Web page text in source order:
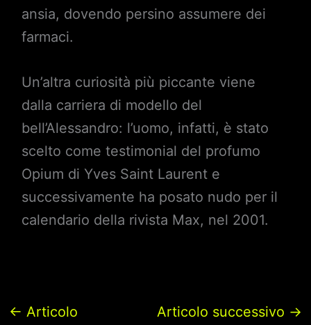
ansia, dovendo persino assumere dei
farmaci.
Un’altra curiosità più piccante viene
dalla carriera di modello del
bell’Alessandro: l’uomo, infatti, è stato
scelto come testimonial del profumo
Opium di Yves Saint Laurent e
successivamente ha posato nudo per il
calendario della rivista Max, nel 2001.
← Articolo
Articolo successivo →